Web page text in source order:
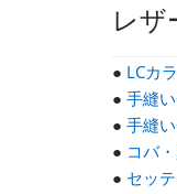
レザ
● LCカ
● 手縫
● 手縫
● コバ
● セッ